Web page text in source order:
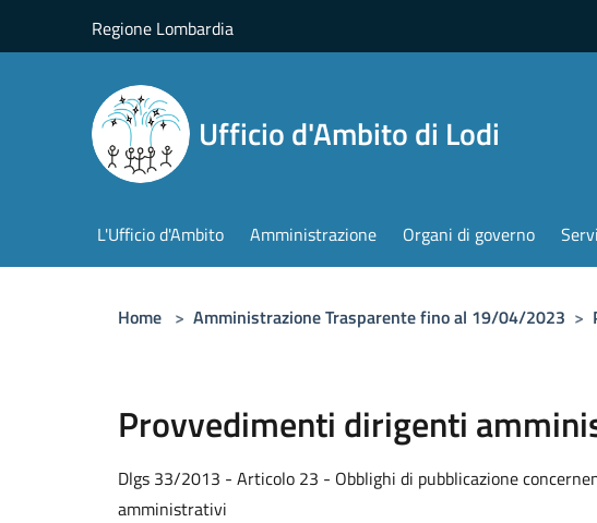
Regione Lombardia
Ufficio d'Ambito di Lodi
L'Ufficio d'Ambito Amministrazione Organi di governo
Home > Amministrazione Trasparente fino al 19/04/2023 >
Provvedimenti dirigenti
Dlgs 33/2013 - Articolo 23 - Obblighi di pubblicazione
amministrativi